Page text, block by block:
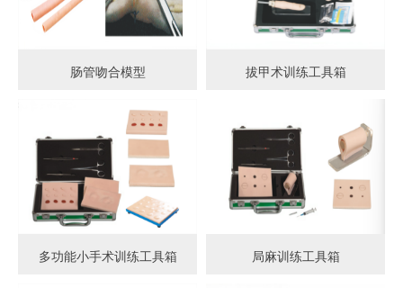
肠管吻合模型 拔甲术训练工具箱
多功能小手术训练工具箱 局麻训练工具箱